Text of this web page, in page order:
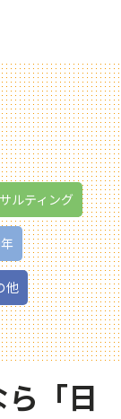
ルティング
他
「日